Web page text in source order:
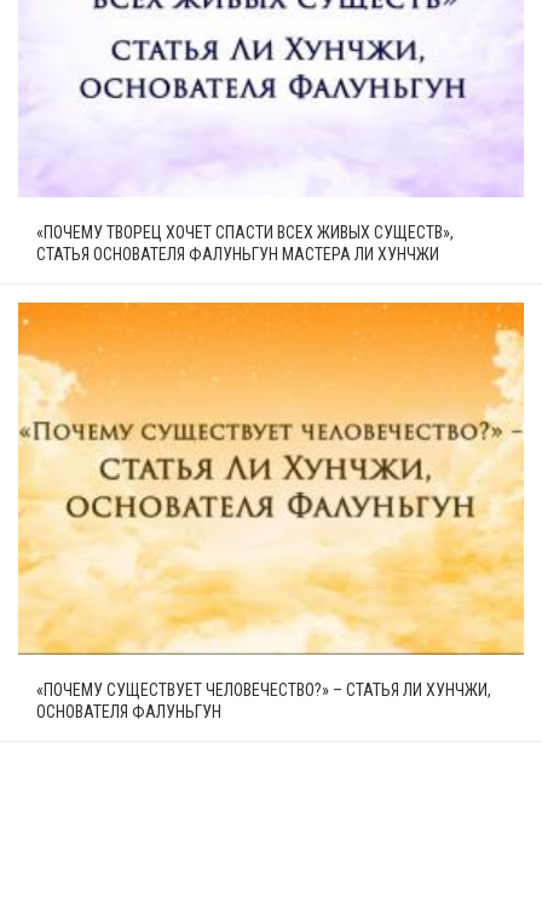
«ПОЧЕМУ ТВОРЕЦ ХОЧЕТ СПАСТИ ВСЕХ ЖИВЫХ СУЩЕСТВ»,
СТАТЬЯ ОСНОВАТЕЛЯ ФАЛУНЬГУН МАСТЕРА ЛИ ХУНЧЖИ
«ПОЧЕМУ СУЩЕСТВУЕТ ЧЕЛОВЕЧЕСТВО?» – СТАТЬЯ ЛИ ХУНЧЖИ,
ОСНОВАТЕЛЯ ФАЛУНЬГУН